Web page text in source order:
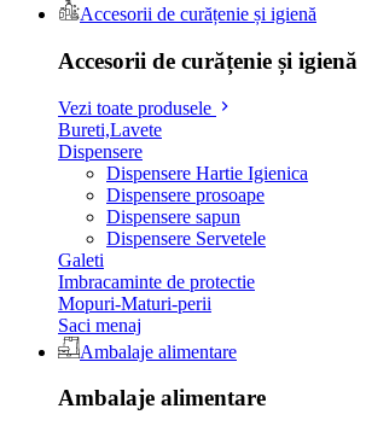
Accesorii de curățenie și igienă
Accesorii de curățenie și igienă
Vezi toate produsele
Bureti,Lavete
Dispensere
Dispensere Hartie Igienica
Dispensere prosoape
Dispensere sapun
Dispensere Servetele
Galeti
Imbracaminte de protectie
Mopuri-Maturi-perii
Saci menaj
Ambalaje alimentare
Ambalaje alimentare